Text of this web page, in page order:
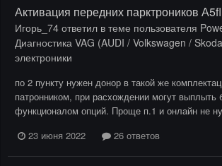
Активация передних парктроников А5fl
Игорь_74 ответил в теме пользователя
Диагностика VAG (AUDI / Volkswagen /
электроники
по 2 пункту нужен донор в такой же
патронником, при расхождении могут выплыть
функционалом опций. Проще п.1 и онлайн не
23 июня 2022
26 ответов